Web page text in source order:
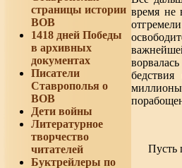
страницы истории
ВОВ
1418 дней Победы
в архивных
документах
Писатели
Ставрополья о
ВОВ
Дети войны
Литературное
творчество
читателей
Буктрейлеры по
время не
Пусть